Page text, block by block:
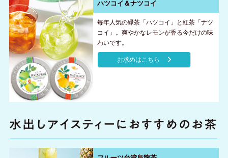
ハツコイ＆ナツコイ
毎年人気の緑茶「ハツコイ」と紅茶「ナツ
コイ」。爽やかなレモンが香る今だけの味
わいです。
お求めはこちら